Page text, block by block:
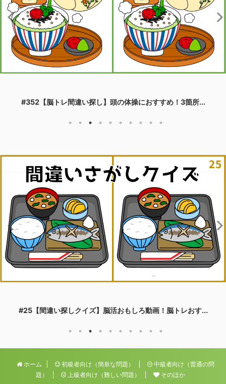
#352【脳トレ間違い探し】頭の体操におすすめ！3箇所...
#25【間違い探しクイズ】脳活おもしろ動画！脳トレおす...
ホーム 初級者向け（簡単な問題）
中級者向け（普通の問
題）
上級者向け（難しい問題） そのほか